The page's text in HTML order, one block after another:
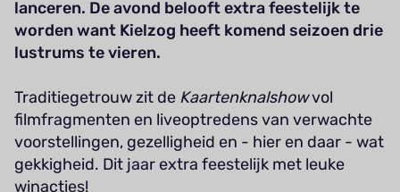
lanceren. De avond belooft extra feestelijk te
worden want Kielzog heeft komend seizoen drie
lustrums te vieren.
Traditiegetrouw zit de Kaartenknalshowvol
filmfragmenten en liveoptredens van verwachte
voorstellingen, gezelligheid en - hier en daar - wat
gekkigheid. Dit jaar extra feestelijk met leuke
winacties!